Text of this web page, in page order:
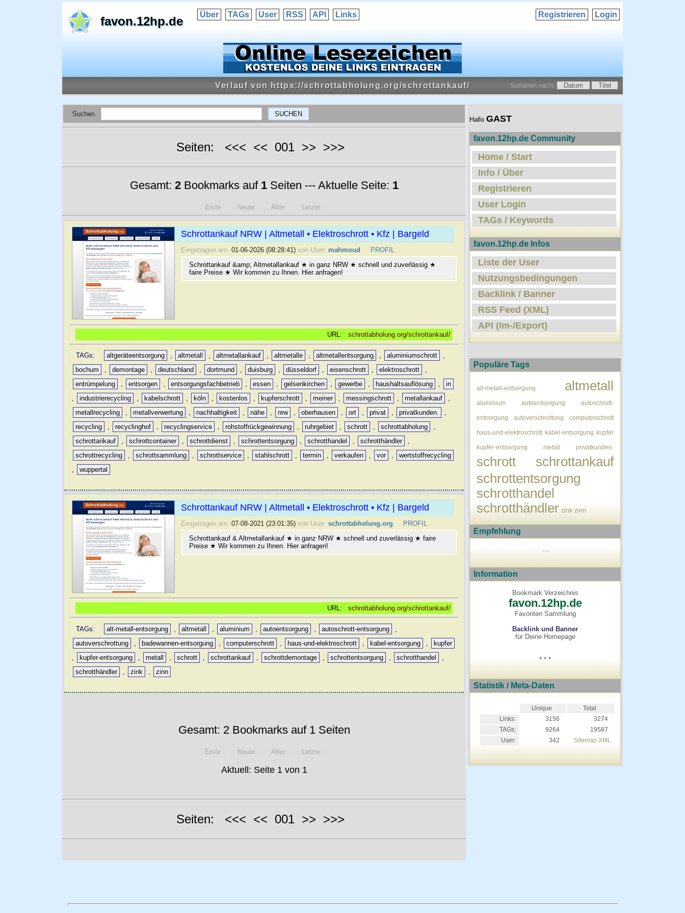
favon.12hp.de Über TAGs User RSS API Links Login
Registrieren
Verlauf von https://schrottabholung.org/schrottankauf/ Sortieren nach: Datum Titel
Suchen
Seiten: <<< << 001 >> >>>
Gesamt: 2Bookmarks auf 1Seiten --- Aktuelle Seite: 1
Erste Neuer Älter Letzte
Schrottankauf NRW | Altmetall • Elektroschrott • Kfz | Bargeld
Eingetragen am: 01-06-2026 (08:28:41) von User: mahmoud
PROFIL
Schrottankauf &amp; Altmetallankauf ★ in ganz NRW ★ schnell und zuverlässig ★
faire Preise ★ Wir kommen zu Ihnen. Hier anfragen!
URL: schrottabholung.org/schrottankauf/
TAGs: altgeräteentsorgung , altmetall , altmetallankauf , altmetalle , altmetallentsorgung , aluminiumschrott
,
bochum
, demontage , deutschland , dortmund , duisburg , düsseldorf , eisenschrott , elektroschrott
,
entrümpelung
, entsorgen , entsorgungsfachbetrieb , essen , gelsenkirchen , gewerbe , haushaltsauflösung ,
in
,
industrierecycling , kabelschrott , köln , kostenlos , kupferschrott , meiner , messingschrott , metallankauf
,
metallrecycling
, metallverwertung , nachhaltigkeit , nähe , nrw , oberhausen , ort , privat , privatkunden.
,
recycling
, recyclinghof , recyclingservice , rohstoffrückgewinnung , ruhrgebiet , schrott , schrottabholung
,
schrottankauf
, schrottcontainer , schrottdienst , schrottentsorgung , schrotthandel , schrotthändler
,
schrottrecycling
, schrottsammlung , schrottservice , stahlschrott , termin , verkaufen , vor ,
wertstoffrecycling
,
wuppertal
Schrottankauf NRW | Altmetall • Elektroschrott • Kfz | Bargeld
Eingetragen am: 07-08-2021 (23:01:35) von User: schrottabholung.org
PROFIL
Schrottankauf & Altmetallankauf ★ in ganz NRW ★ schnell und zuverlässig ★ faire
Preise ★ Wir kommen zu Ihnen. Hier anfragen!
URL: schrottabholung.org/schrottankauf/
TAGs: alt-metall-entsorgung , altmetall , aluminium , autoentsorgung , autoschrott-entsorgung
,
autoverschrottung
, badewannen-entsorgung , computerschrott , haus-und-elektroschrott , kabel-entsorgung ,
kupfer
,
kupfer-entsorgung , metall , schrott , schrottankauf , schrottdemontage , schrottentsorgung , schrotthandel
,
schrotthändler
, zink , zinn
Gesamt: 2 Bookmarks auf 1 Seiten
Erste Neuer Älter Letzte
Aktuell: Seite 1 von 1
Seiten: <<< << 001 >> >>>
Hallo GAST
favon.12hp.de Community
Home / Start
Info / Über
Registrieren
User Login
TAGs / Keywords
favon.12hp.de Infos
Liste der User
Nutzungsbedingungen
Backlink / Banner
RSS Feed (XML)
API (Im-/Export)
Populäre Tags
alt-metall-entsorgung altmetall
aluminium autoentsorgung autoschrott-
entsorgung autoverschrottung computerschrott
haus-und-elektroschrott kabel-entsorgung kupfer
kupfer-entsorgung metall privatkunden.
schrott
schrottankauf
schrottentsorgung
schrotthandel
schrotthändler zink zinn
Empfehlung
...
Information
Bookmark Verzeichnis
favon.12hp.de
Favoriten Sammlung
Backlink und Banner
für Deine Homepage
* * *
Statistik / Meta-Daten
Unique
Total
Links:
3156
3274
TAGs:
9264
19587
User:
342 Sitemap XML